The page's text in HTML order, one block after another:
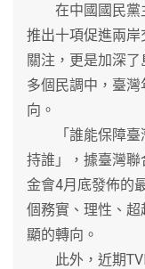
在中國國民黨
推出十項促進兩
關注，更是加深
多個民調中，臺
向。
「誰能保障臺
持誰」，據臺灣
金會4月底發佈的
個務實、理性、
顯的轉向。
此外，近期